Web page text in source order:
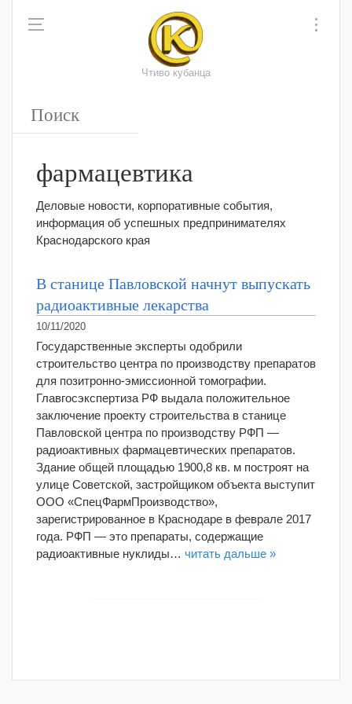
Чтиво кубанца
фармацевтика
Деловые новости, корпоративные события,
информация об успешных предпринимателях
Краснодарского края
В станице Павловской начнут выпускать
радиоактивные лекарства
10/11/2020
Государственные эксперты одобрили
строительство центра по производству препаратов
для позитронно-эмиссионной томографии.
Главгосэкспертиза РФ выдала положительное
заключение проекту строительства в станице
Павловской центра по производству РФП —
радиоактивных фармацевтических препаратов.
Здание общей площадью 1900,8 кв. м построят на
улице Советской, застройщиком объекта выступит
ООО «СпецФармПроизводство»,
зарегистрированное в Краснодаре в феврале 2017
года. РФП — это препараты, содержащие
радиоактивные нуклиды… читать дальше »